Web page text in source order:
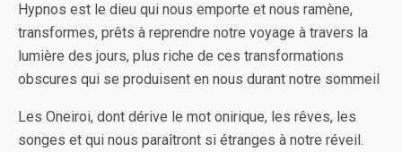
Hypnos est le dieu qui nous emporte et nous ramène,
transformes, prêts à reprendre notre voyage à travers la
lumière des jours, plus riche de ces transformations
obscures qui se produisent en nous durant notre sommeil
Les Oneiroi, dont dérive le mot onirique, les rêves, les
songes et qui nous paraîtront si étranges à notre réveil.